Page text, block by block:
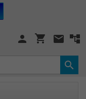
mail 
shopping_cart
person
